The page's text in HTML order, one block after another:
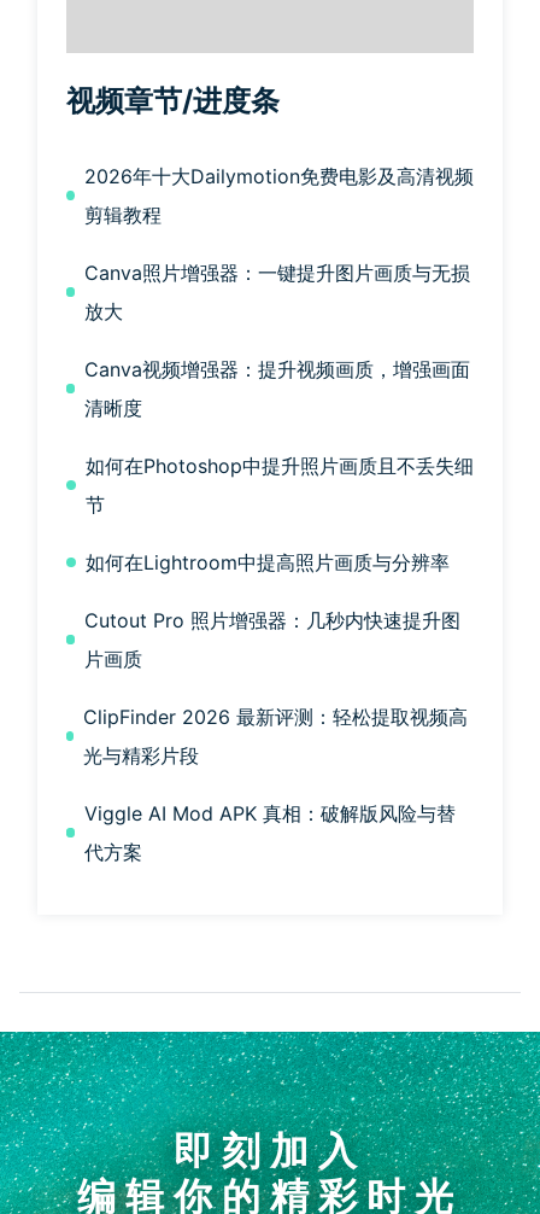
视频章节/进度条
2026年十大Dailymotion免费电影及高清视频
剪辑教程
Canva照片增强器：一键提升图片画质与无损
放大
Canva视频增强器：提升视频画质，增强画面
清晰度
如何在Photoshop中提升照片画质且不丢失细
节
如何在Lightroom中提高照片画质与分辨率
Cutout Pro 照片增强器：几秒内快速提升图
片画质
ClipFinder 2026 最新评测：轻松提取视频高
光与精彩片段
Viggle AI Mod APK 真相：破解版风险与替
代方案
即刻加入
编辑你的精彩时光